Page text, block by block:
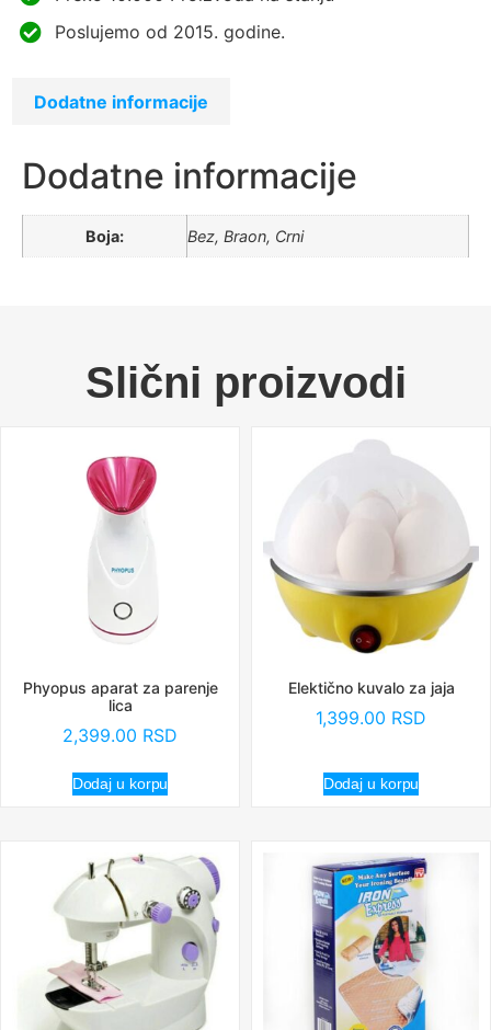
Poslujemo od 2015. godine.
Dodatne informacije
Dodatne informacije
Boja: Bez, Braon, Crni
Slični proizvodi
Phyopus aparat za parenje
lica
2,399.00 RSD
Dodaj u korpu
Elektično kuvalo za jaja
1,399.00 RSD
Dodaj u korpu